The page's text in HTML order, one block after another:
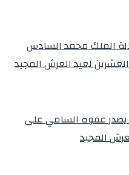
الملك محمد السادس
لعيد العرش المجيد
عفوه السامي على